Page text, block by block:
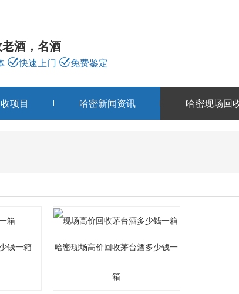
酒，名酒
快速上门 免费鉴定
项目 哈密新闻资讯 哈密现场回
钱一箱 哈密现场高价回收茅台酒多少钱一
箱